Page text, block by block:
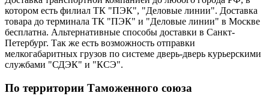
котором есть филиал ТК "ПЭК", "Деловые линии". Доставка
товара до терминала ТК "ПЭК" и "Деловые линии" в Москве
бесплатна. Альтернативные способы доставки в Санкт-
Петербург. Так же есть возможность отправки
мелкогабаритных грузов по системе дверь-дверь курьерскими
службами "СДЭК" и "КСЭ".
По территории Таможенного союза